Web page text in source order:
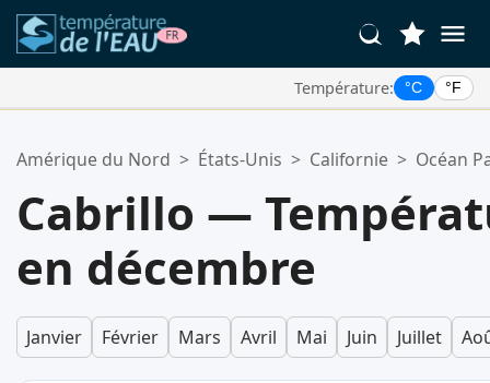
Température: °C °F
Votre liste de favoris est vide.
Amérique du Nord > États-Unis > Californie > Océan
Cabrillo —
en décembre
Janvier Février Mars Avril Mai Juin Juillet